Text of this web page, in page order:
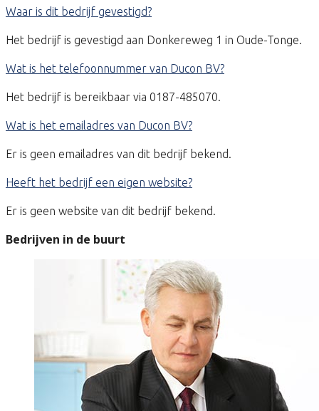
Waar is dit bedrijf gevestigd?
Het bedrijf is gevestigd aan Donkereweg 1 in Oude-Tonge.
Wat is het telefoonnummer van Ducon BV?
Het bedrijf is bereikbaar via 0187-485070.
Wat is het emailadres van Ducon BV?
Er is geen emailadres van dit bedrijf bekend.
Heeft het bedrijf een eigen website?
Er is geen website van dit bedrijf bekend.
Bedrijven in de buurt